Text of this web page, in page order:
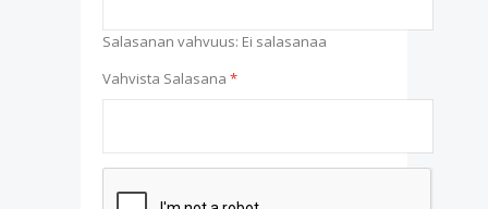
Salasanan vahvuus: Ei salasanaa
Vahvista Salasana